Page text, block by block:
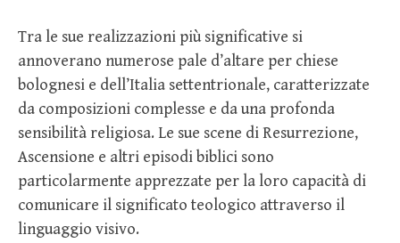
Tra le sue realizzazioni più significative si
annoverano numerose pale d’altare per chiese
bolognesi e dell’Italia settentrionale, caratterizzate
da composizioni complesse e da una profonda
sensibilità religiosa. Le sue scene di Resurrezione,
Ascensione e altri episodi biblici sono
particolarmente apprezzate per la loro capacità di
comunicare il significato teologico attraverso il
linguaggio visivo.